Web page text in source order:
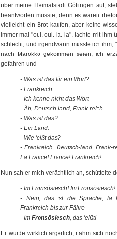
über meine Heimatstadt Göttingen auf,
beantworten musste, denn es waren
vielleicht ein Brot kaufen, aber keine
immer mal "oui, oui, ja, ja", lachte mit ihm
schlecht, und irgendwann musste ich ihm,
nach Marokko gekommen seien, ich
gefahren und -
- Was ist das für ein Wort?
- Frankreich
- Ich kenne nicht das Wort
- Äh, Deutsch-land, Frank-reich
- Was ist das?
- Ein Land.
- Wie 'eißt das?
- Frankreich. Deutsch-land. Frank-
La France! France! Frankreich!
Nun sah er mich verächtlich an, schüttelte
- Im Fronsösiesch! Im Fronsösiesch!
- Nein, das ist die Sprache, la
Frankreich bis zur Fähre -
- Im Fronsösiesch, das 'eißt!
Er wurde wirklich ärgerlich, nahm sich